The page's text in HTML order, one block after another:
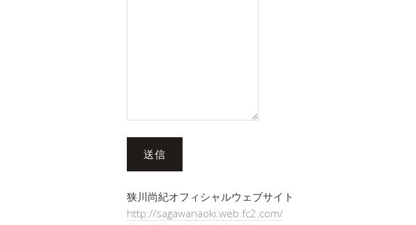
送信
狭川尚紀オフィシャルウェブサイト
http://sagawanaoki.web.fc2.com/